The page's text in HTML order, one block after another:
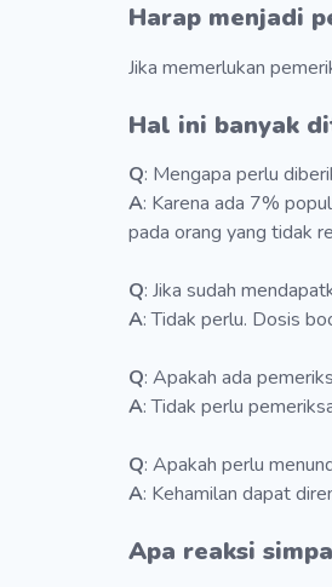
Harap menjadi
Jika memerlukan
Hal ini banyak
Q: Mengapa perlu
A: Karena ada 7%
pada orang yang tidak
Q: Jika sudah
A: Tidak perlu. Dosis
Q: Apakah ada
A: Tidak perlu
Q: Apakah perlu
A: Kehamilan dapat
Apa reaksi